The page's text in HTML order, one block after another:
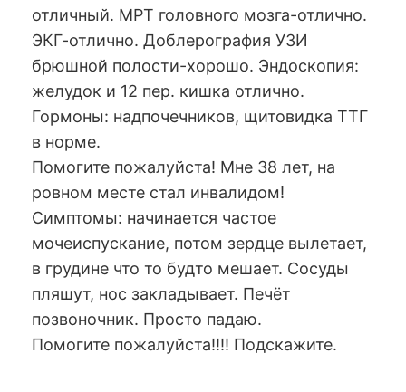
отличный. МРТ головного мозга-отлично.
ЭКГ-отлично. Доблерография УЗИ
брюшной полости-хорошо. Эндоскопия:
желудок и 12 пер. кишка отлично.
Гормоны: надпочечников, щитовидка ТТГ
в норме.
Помогите пожалуйста! Мне 38 лет, на
ровном месте стал инвалидом!
Симптомы: начинается частое
мочеиспускание, потом зердце вылетает,
в грудине что то будто мешает. Сосуды
пляшут, нос закладывает. Печёт
позвоночник. Просто падаю.
Помогите пожалуйста!!!! Подскажите.